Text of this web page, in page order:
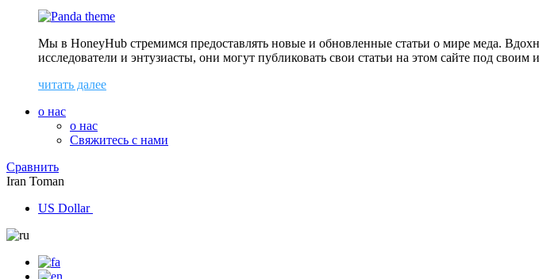
Мы в HoneyHub стремимся предоставлять новые и обновленные статьи о мире меда.
исследователи и энтузиасты, они могут публиковать свои статьи на этом сайте под
читать далее
о нас
о нас
Свяжитесь с нами
Сравнить
Iran Toman
US Dollar